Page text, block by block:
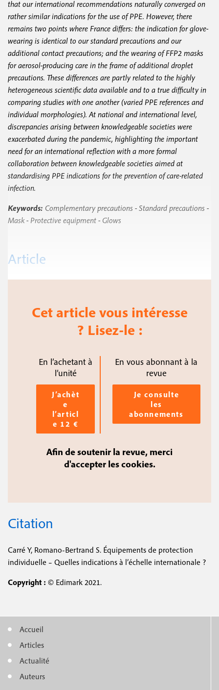
that our international recommendations naturally converged on
rather similar indications for the use of PPE. However, there
remains two points where France differs: the indication for glove-
wearing is identical to our standard precautions and our
additional contact precautions; and the wearing of FFP2 masks
for aerosol-producing care in the frame of additional droplet
precautions. These differences are partly related to the highly
heterogeneous scientific data available and to a true difficulty in
comparing studies with one another (varied PPE references and
individual morphologies). At national and international level,
discrepancies arising between knowledgeable societies were
exacerbated during the pandemic, highlighting the important
need for an international reflection with a more formal
collaboration between knowledgeable societies aimed at
standardising PPE indications for the prevention of care-related
infection.
Keywords: Complementary precautions - Standard precautions -
Mask- Protective equipment - Glows
Article
Cet article vous intéresse
? Lisez-le :
En l’achetant à
l’unité
J’achèt
e
l’articl
e 12 €
En vous abonnant à la
revue
Je consulte
les
abonnements
Afin de soutenir la revue, merci
d'accepter les cookies.
Citation
Carré Y, Romano-Bertrand S. Équipements de protection
individuelle – Quelles indications à l’échelle internationale ?
Copyright : © Edimark 2021.
M
e
n
Accueil
Articles
Actualité
Auteurs